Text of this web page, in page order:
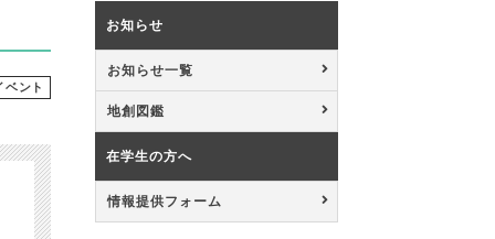
ベント
お知らせ
お知らせ一覧
地創図鑑
在学生の方へ
情報提供フォーム